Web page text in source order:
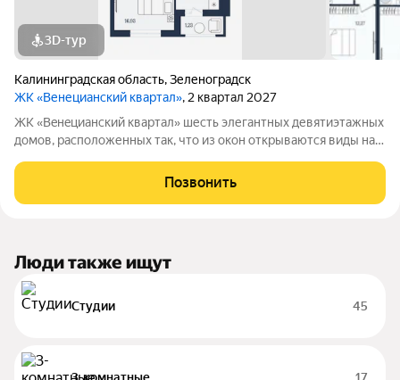
3D-тур
Калининградская область,Зеленоградск
ЖК «Венецианский квартал», 2 квартал 2027
ЖК «Вeнeцианcкий квартал» шесть элегантных девятиэтажных
домов, расположенных так, что из окон открываются виды на
-Квартиры в комплексе сдаются в качественном сером ключе.
-Дома имеют высокий
Позвонить
Люди также ищут
Студии 45